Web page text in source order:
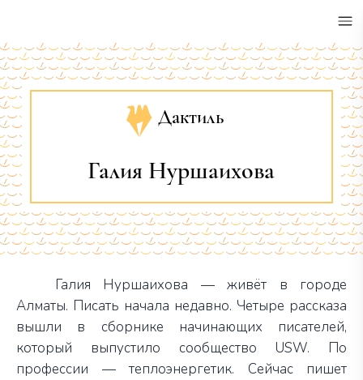
Дактиль
Галия Нуршаихова
Галия Нуршаихова — живёт в городе
Алматы. Писать начала недавно. Четыре рассказа
вышли в сборнике начинающих писателей,
который выпустило сообщество USW. По
профессии — теплоэнергетик. Сейчас пишет